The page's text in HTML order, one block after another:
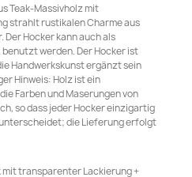
Teak-Massivholz mit
strahlt rustikalen Charme aus
Hocker kann auch als
werden. Der Hocker ist
Handwerkskunst ergänzt sein
Hinweis: Holz ist ein
Farben und Maserungen von
so dass jeder Hocker einzigartig
die Lieferung erfolgt
mit transparenter Lackierung +